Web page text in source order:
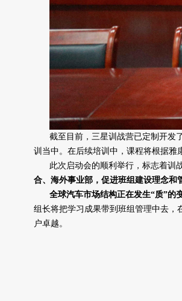
截至目前，三星训战营已定制开发
训当中。在后续培训中，课程将根据雅
此次启动会的顺利举行，标志着训
合、海外事业部，促进班组建设理念和
全球汽车市场结构正在发生“质”的
组长将把学习成果带到班组管理中去，
户卓越。